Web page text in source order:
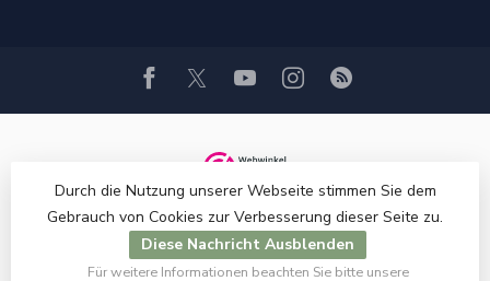
Durch die Nutzung unserer Webseite stimmen Sie dem
Gebrauch von Cookies zur Verbesserung dieser Seite zu.
Diese Nachricht Ausblenden
Für weitere Informationen beachten Sie bitte unsere